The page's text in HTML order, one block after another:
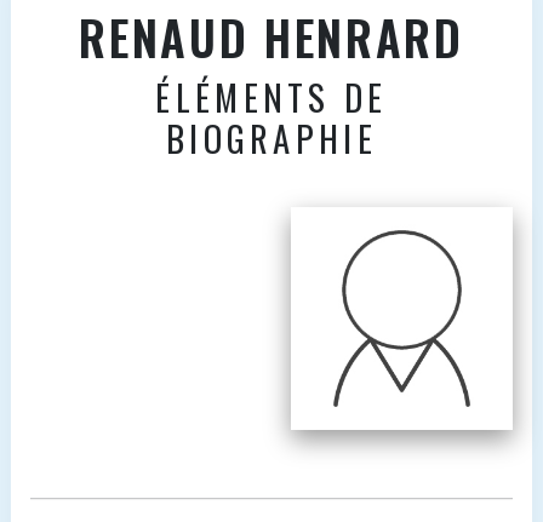
RENAUD HENRARD
ÉLÉMENTS DE
BIOGRAPHIE